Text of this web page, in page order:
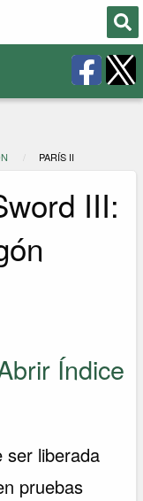
PARÍS II
III:
Índice
ser liberada
pruebas